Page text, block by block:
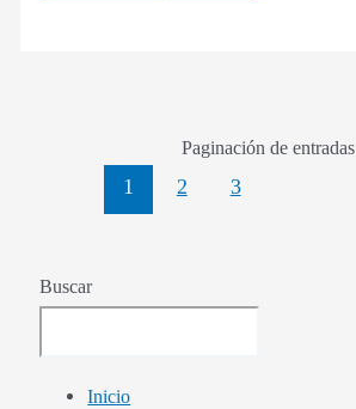
Paginación de entradas
1 2 3
Buscar
Inicio